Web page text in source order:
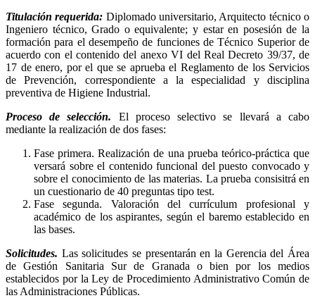
Titulación requerida: Diplomado universitario, Arquitecto técnico o
Ingeniero técnico, Grado o equivalente; y estar en posesión de la
formación para el desempeño de funciones de Técnico Superior de
acuerdo con el contenido del anexo VI del Real Decreto 39/37, de
17 de enero, por el que se aprueba el Reglamento de los Servicios
de Prevención, correspondiente a la especialidad y disciplina
preventiva de Higiene Industrial.
Proceso de selección. El proceso selectivo se llevará a cabo
mediante la realización de dos fases:
Fase primera. Realización de una prueba teórico-práctica que
versará sobre el contenido funcional del puesto convocado y
sobre el conocimiento de las materias. La prueba consisitrá en
un cuestionario de 40 preguntas tipo test.
Fase segunda. Valoración del currículum profesional y
académico de los aspirantes, según el baremo establecido en
las bases.
Solicitudes. Las solicitudes se presentarán en la Gerencia del Área
de Gestión Sanitaria Sur de Granada o bien por los medios
establecidos por la Ley de Procedimiento Administrativo Común de
las Administraciones Públicas.